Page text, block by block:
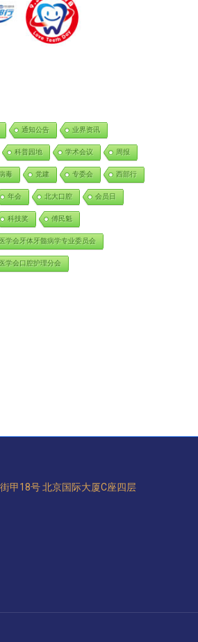
通知公告 业界资讯
科普园地 学术会议 周报
毒 党建 专委会 西部行
年会 北大口腔 会员日
科技奖 傅民魁
学会牙体牙髓病学专业委员会
学会口腔护理分会
甲18号 北京国际大厦C座四层